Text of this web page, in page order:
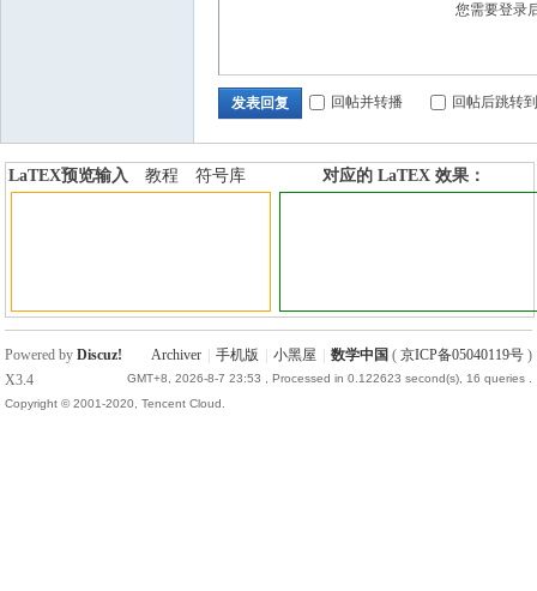
您需要登录
发表回复 回帖并转播 回帖后跳转
LaTEX预览输入 教程
符号库
对应的 LaTEX 效果：
Archiver 手机版 小黑屋 数学中国 ( 京ICP备05040119号)
GMT+8, 2026-8-7 23:53 , Processed in 0.122623 second(s), 16 queries .
Powered byDiscuz!
X3.4
Copyright © 2001-2020, Tencent Cloud.